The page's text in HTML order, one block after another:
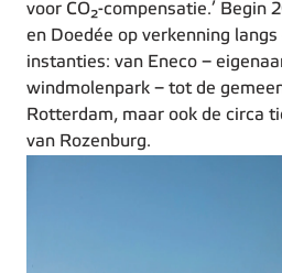
voor CO₂-compensatie.’ Begin
en Doedée op verkenning
instanties: van Eneco –
windmolenpark – tot de
Rotterdam, maar ook de circa
van Rozenburg.